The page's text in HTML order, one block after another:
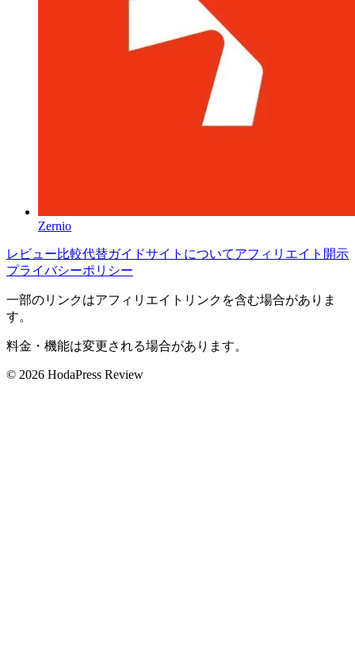
Zernio
レビュー比較代替ガイドサイトについてアフィリエイト開示
プライバシーポリシー
一部のリンクはアフィリエイトリンクを含む場合がありま
す。
料金・機能は変更される場合があります。
© 2026 HodaPress Review